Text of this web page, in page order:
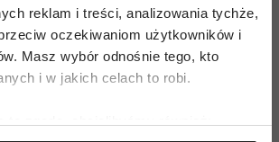
reklam i treści, analizowania tychże,
oczekiwaniom użytkowników i
Masz wybór odnośnie tego, kto
i w jakich celach to robi.